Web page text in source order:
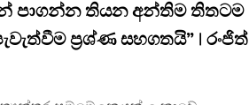
පාගන්න තියන අන්තිම තිතටම
ප්‍රශ්ණ සහගතයි” | රංජිත්